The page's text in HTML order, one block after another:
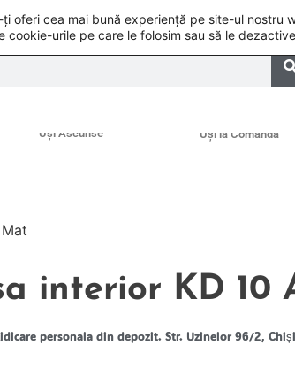
Uși Ascunse Uși la Comandă
interior KD 10
personala din depozit. Str. Uzinelor 96/2,
oferi cea mai bună experiență pe site-ul nostru
cookie-urile pe care le folosim sau să le